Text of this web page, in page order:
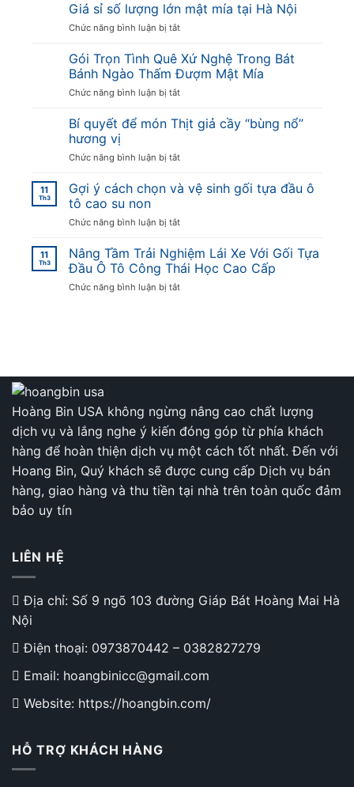
Giá sỉ số lượng lớn mật mía tại Hà Nội
Chức năng bình luận bị tắtở
sỉ
số
lượng
lớn
mía
Nội
Gói Trọn Tình Quê Xứ Nghệ Trong Bát
Bánh Ngào Thấm Đượm Mật Mía
Chức năng bình luận bị tắtở
Trọn
Tình
Xứ
Trong
Ngào
Đượm
Mật
Bí quyết để món Thịt giả cầy “bùng nổ”
hương vị
Chức năng bình luận bị tắtở
quyết
để
Thịt
cầy
“bùng
hương
11
Th3
Gợi ý cách chọn và vệ sinh gối tựa đầu ô
tô cao su non
Chức năng bình luận bị tắtở
ý
cách
chọn
và
su
non
11
Th3
Nâng Tầm Trải Nghiệm Lái Xe Với Gối Tựa
Đầu Ô Tô Công Thái Học Cao Cấp
Chức năng bình luận bị tắtở
Tựa
Đầu
Ô
Tô
Công
Thái
Học
Hoàng Bin USA không ngừng nâng cao chất lượng
dịch vụ và lắng nghe ý kiến đóng góp từ phía khách
hàng để hoàn thiện dịch vụ một cách tốt nhất. Đến với
Hoang Bin, Quý khách sẽ được cung cấp Dịch vụ bán
hàng, giao hàng và thu tiền tại nhà trên toàn quốc đảm
bảo uy tín
LIÊN HỆ
Địa chỉ: Số 9 ngõ 103 đường Giáp Bát Hoàng Mai Hà
Nội
Điện thoại: 0973870442 – 0382827279
Email: hoangbinicc@gmail.com
Website: https://hoangbin.com/
HỖ TRỢ KHÁCH HÀNG